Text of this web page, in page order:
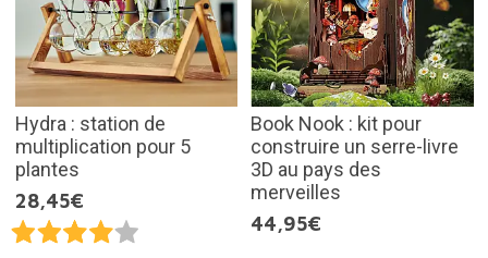
Hydra : station de
multiplication pour 5
plantes
28,45€
Book Nook : kit pour
construire un serre-livre
3D au pays des
merveilles
44,95€